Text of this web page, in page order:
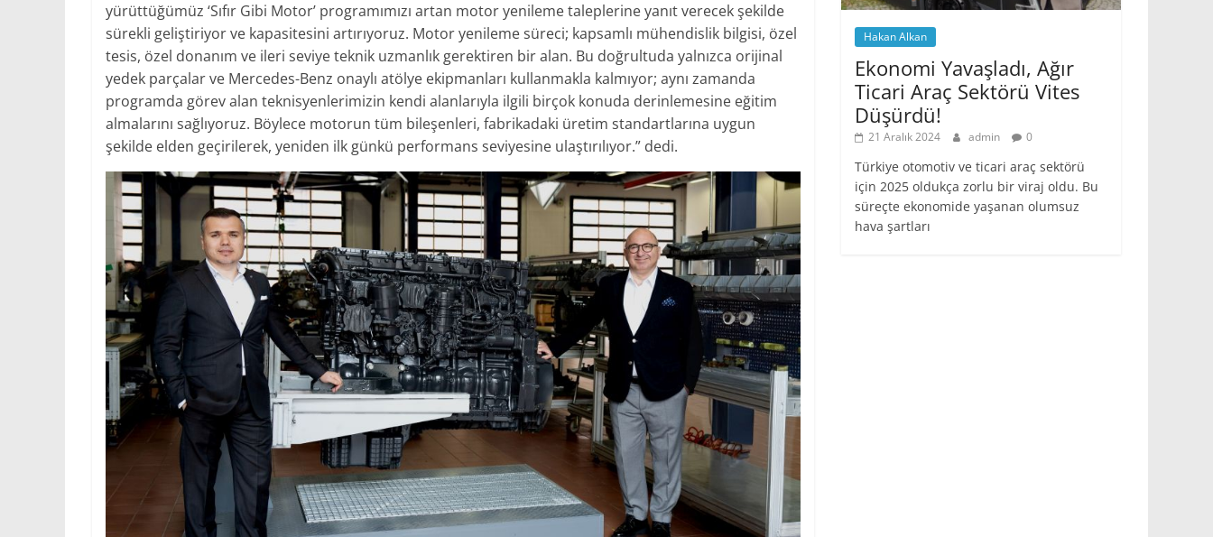
yürüttüğümüz ‘Sıfır Gibi Motor’ programımızı artan motor yenileme taleplerine yanıt verecek şekilde
sürekli geliştiriyor ve kapasitesini artırıyoruz. Motor yenileme süreci; kapsamlı mühendislik bilgisi, özel
tesis, özel donanım ve ileri seviye teknik uzmanlık gerektiren bir alan. Bu doğrultuda yalnızca orijinal
yedek parçalar ve Mercedes-Benz onaylı atölye ekipmanları kullanmakla kalmıyor; aynı zamanda
programda görev alan teknisyenlerimizin kendi alanlarıyla ilgili birçok konuda derinlemesine eğitim
almalarını sağlıyoruz. Böylece motorun tüm bileşenleri, fabrikadaki üretim standartlarına uygun
şekilde elden geçirilerek, yeniden ilk günkü performans seviyesine ulaştırılıyor.” dedi.
Hakan Alkan
Ekonomi Yavaşladı, Ağır
Ticari Araç Sektörü Vites
Düşürdü!
21 Aralık 2024 admin 0
Türkiye otomotiv ve ticari araç sektörü
için 2025 oldukça zorlu bir viraj oldu. Bu
süreçte ekonomide yaşanan olumsuz
hava şartları